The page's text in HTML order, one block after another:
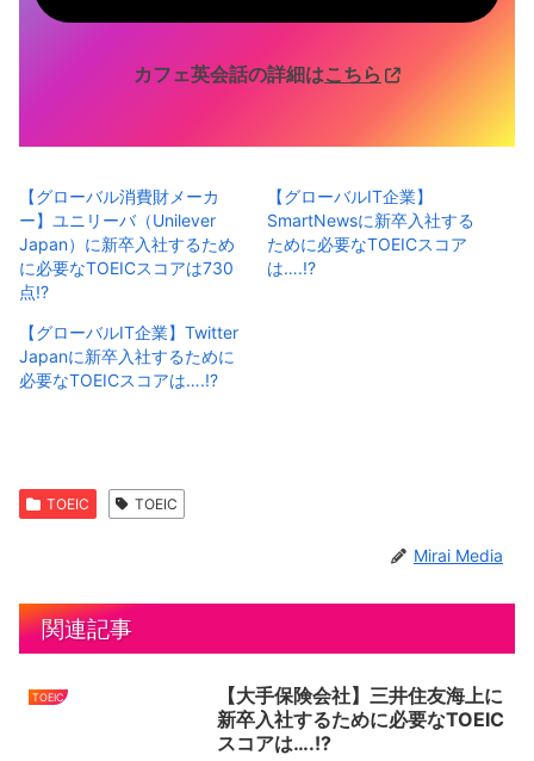
カフェ英会話の詳細はこちら
【グローバル消費財メーカ
ー】ユニリーバ（Unilever
Japan）に新卒入社するため
に必要なTOEICスコアは730
点!?
【グローバルIT企業】
SmartNewsに新卒入社する
ために必要なTOEICスコア
は….!?
【グローバルIT企業】Twitter
Japanに新卒入社するために
必要なTOEICスコアは….!?
TOEIC TOEIC
Mirai Media
関連記事
TOEIC
【大手保険会社】三井住友海上に
新卒入社するために必要なTOEIC
スコアは….!?